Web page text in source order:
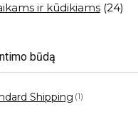
ir kūdikiams (24)
būdą
Shipping (1)